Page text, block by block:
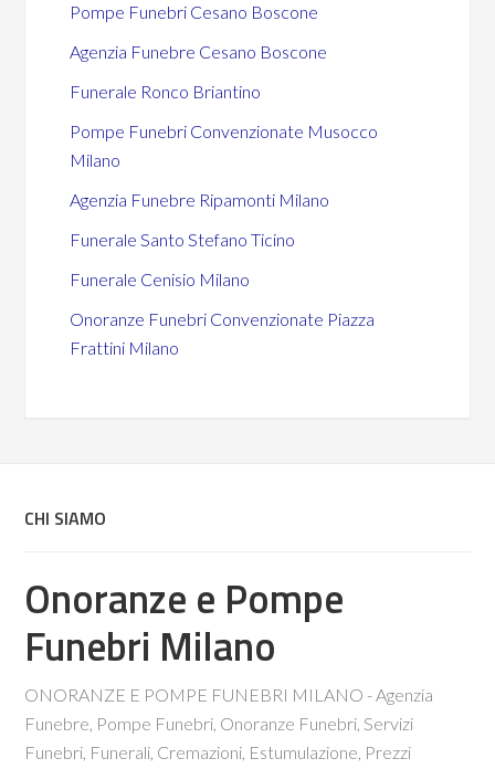
Pompe Funebri Cesano Boscone
Agenzia Funebre Cesano Boscone
Funerale Ronco Briantino
Pompe Funebri Convenzionate Musocco
Milano
Agenzia Funebre Ripamonti Milano
Funerale Santo Stefano Ticino
Funerale Cenisio Milano
Onoranze Funebri Convenzionate Piazza
Frattini Milano
CHI SIAMO
Onoranze e Pompe
Funebri Milano
ONORANZE E POMPE FUNEBRI MILANO - Agenzia
Funebre, Pompe Funebri, Onoranze Funebri, Servizi
Funebri, Funerali, Cremazioni, Estumulazione, Prezzi